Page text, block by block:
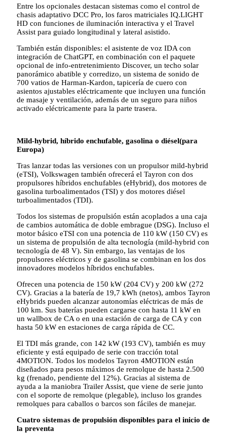
Entre los opcionales destacan sistemas como el control de
chasis adaptativo DCC Pro, los faros matriciales IQ.LIGHT
HD con funciones de iluminación interactiva y el Travel
Assist para guiado longitudinal y lateral asistido.
También están disponibles: el asistente de voz IDA con
integración de ChatGPT, en combinación con el paquete
opcional de info-entretenimiento Discover, un techo solar
panorámico abatible y corredizo, un sistema de sonido de
700 vatios de Harman-Kardon, tapicería de cuero con
asientos ajustables eléctricamente que incluyen una función
de masaje y ventilación, además de un seguro para niños
activado eléctricamente para la parte trasera.
Mild-hybrid, híbrido enchufable, gasolina o diésel(para
Europa)
Tras lanzar todas las versiones con un propulsor mild-hybrid
(eTSI), Volkswagen también ofrecerá el Tayron con dos
propulsores híbridos enchufables (eHybrid), dos motores de
gasolina turboalimentados (TSI) y dos motores diésel
turboalimentados (TDI).
Todos los sistemas de propulsión están acoplados a una caja
de cambios automática de doble embrague (DSG). Incluso el
motor básico eTSI con una potencia de 110 kW (150 CV) es
un sistema de propulsión de alta tecnología (mild-hybrid con
tecnología de 48 V). Sin embargo, las ventajas de los
propulsores eléctricos y de gasolina se combinan en los dos
innovadores modelos híbridos enchufables.
Ofrecen una potencia de 150 kW (204 CV) y 200 kW (272
CV). Gracias a la batería de 19,7 kWh (netos), ambos Tayron
eHybrids pueden alcanzar autonomías eléctricas de más de
100 km. Sus baterías pueden cargarse con hasta 11 kW en
un wallbox de CA o en una estación de carga de CA y con
hasta 50 kW en estaciones de carga rápida de CC.
El TDI más grande, con 142 kW (193 CV), también es muy
eficiente y está equipado de serie con tracción total
4MOTION. Todos los modelos Tayron 4MOTION están
diseñados para pesos máximos de remolque de hasta 2.500
kg (frenado, pendiente del 12%). Gracias al sistema de
ayuda a la maniobra Trailer Assist, que viene de serie junto
con el soporte de remolque (plegable), incluso los grandes
remolques para caballos o barcos son fáciles de manejar.
Cuatro sistemas de propulsión disponibles para el inicio de
la preventa